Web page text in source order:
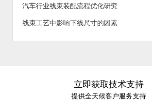
汽车行业线束装配流程优化研究
线束工艺中影响下线尺寸的因素
立即获取技术支持
提供全天候客户服务支持